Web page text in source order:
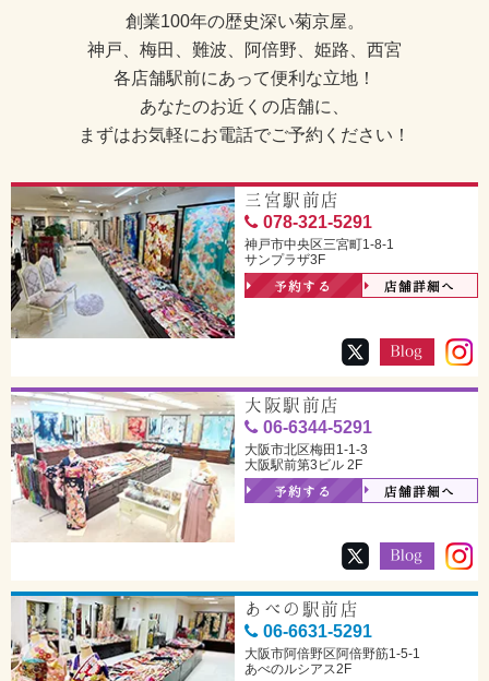
創業100年の歴史深い菊京屋。
神戸、梅田、難波、阿倍野、姫路、西宮
各店舗駅前にあって便利な立地！
あなたのお近くの店舗に、
まずはお気軽にお電話でご予約ください！
三宮駅前店
078-321-5291
神戸市中央区三宮町1-8-1
サンプラザ3F
予約する 店舗詳細へ
大阪駅前店
06-6344-5291
大阪市北区梅田1-1-3
大阪駅前第3ビル 2F
予約する 店舗詳細へ
あべの駅前店
06-6631-5291
大阪市阿倍野区阿倍野筋1-5-1
あべのルシアス2F